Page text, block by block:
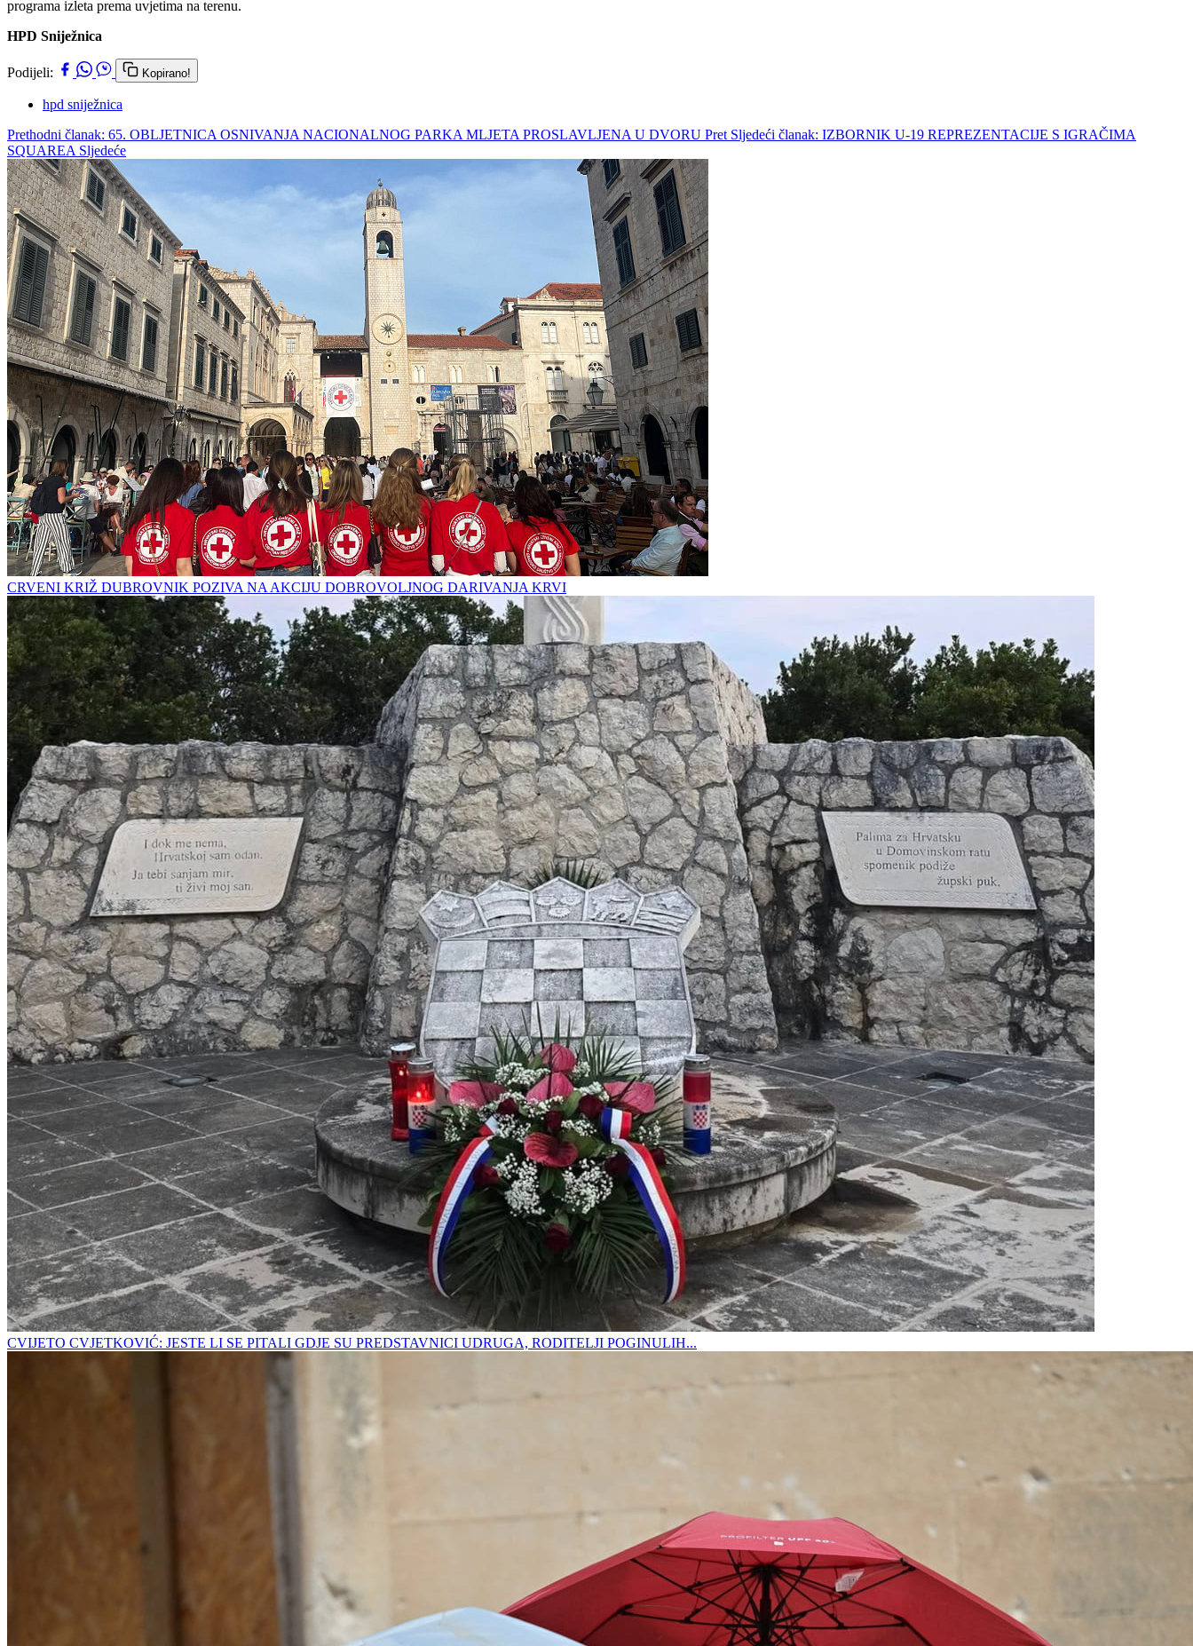
programa izleta prema uvjetima na terenu.
HPD Sniježnica
Podijeli: Kopirano!
hpd sniježnica
Prethodni članak: 65. OBLJETNICA OSNIVANJA NACIONALNOG PARKA MLJETA PROSLAVLJENA U DVORU Pret Sljedeći članak: IZBORNIK U-19 REPREZENTACIJE S IGRAČIMA
SQUAREA Sljedeće
CRVENI KRIŽ DUBROVNIK POZIVA NA AKCIJU DOBROVOLJNOG DARIVANJA KRVI
CVIJETO CVJETKOVIĆ: JESTE LI SE PITALI GDJE SU PREDSTAVNICI UDRUGA, RODITELJI POGINULIH...